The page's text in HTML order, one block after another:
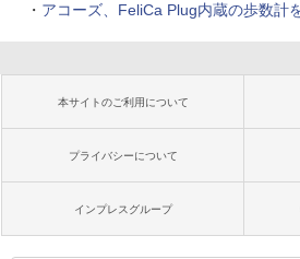
・ アコーズ、FeliCa Plug内蔵の歩数計
本サイトのご利用について
プライバシーについて
インプレスグループ